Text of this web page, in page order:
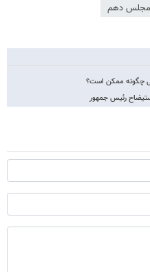
مجلس دهم
چگونه ممکن است؟
رئیس جمهور